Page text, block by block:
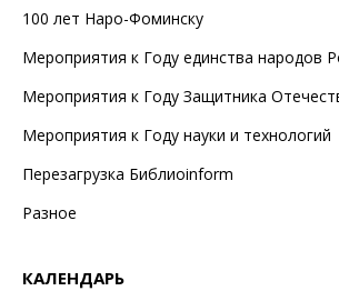
100 лет Наро-Фоминску
Мероприятия к Году единства народов
Мероприятия к Году Защитника
Мероприятия к Году науки и технологий
Перезагрузка Библиоinform
Разное
КАЛЕНДАРЬ